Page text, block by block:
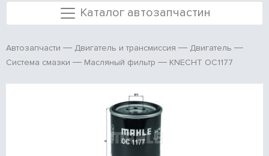
Каталог автозапчастин
Автозапчасти Двигатель и трансмиссия
Двигатель
Система смазки
Масляный фильтр KNECHT OC1177